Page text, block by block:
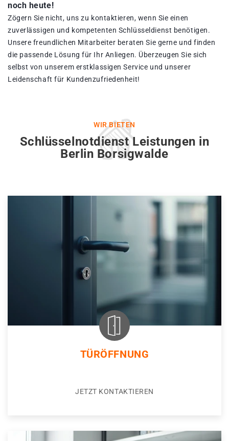
noch heute!
Zögern Sie nicht, uns zu kontaktieren, wenn Sie einen
zuverlässigen und kompetenten Schlüsseldienst benötigen.
Unsere freundlichen Mitarbeiter beraten Sie gerne und finden
die passende Lösung für Ihr Anliegen. Überzeugen Sie sich
selbst von unserem erstklassigen Service und unserer
Leidenschaft für Kundenzufriedenheit!
WIR BIETEN
Schlüsselnotdienst Leistungen in
Berlin Borsigwalde
TÜRÖFFNUNG
JETZT KONTAKTIEREN